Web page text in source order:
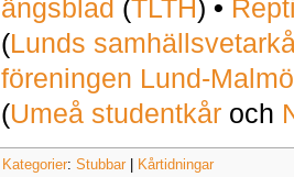
ängsblad (TLTH) •
(Lunds
föreningen Lund-Malmö
(Umeå studentkår och
Kategorier: Stubbar Kårtidningar